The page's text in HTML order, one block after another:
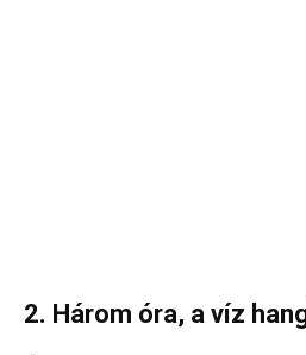
2. Három óra, a víz